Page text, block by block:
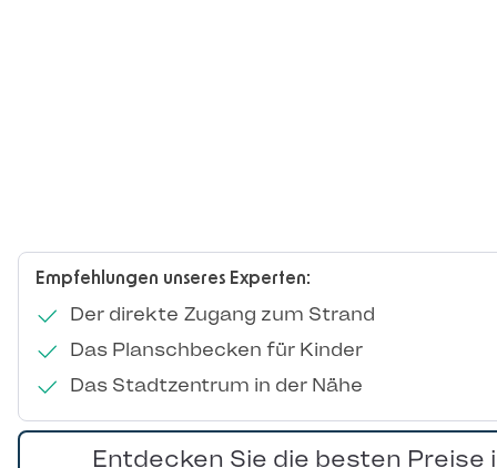
Empfehlungen unseres Experten:
Der direkte Zugang zum Strand
Das Planschbecken für Kinder
Das Stadtzentrum in der Nähe
Entdecken Sie die besten Preise